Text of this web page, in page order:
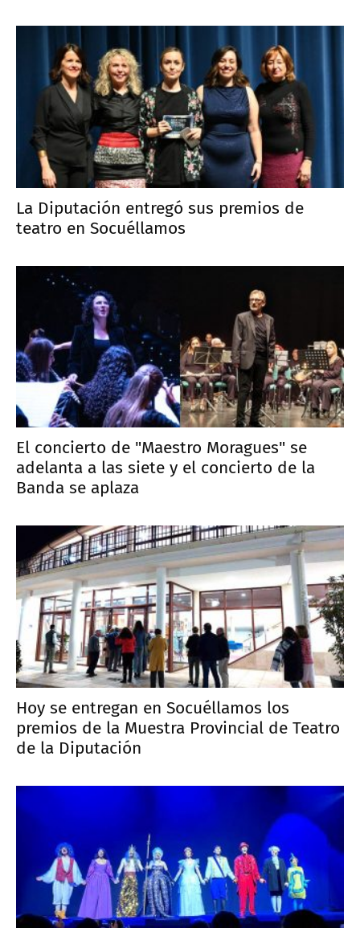
La Diputación entregó sus premios de
teatro en Socuéllamos
El concierto de "Maestro Moragues" se
adelanta a las siete y el concierto de la
Banda se aplaza
Hoy se entregan en Socuéllamos los
premios de la Muestra Provincial de Teatro
de la Diputación